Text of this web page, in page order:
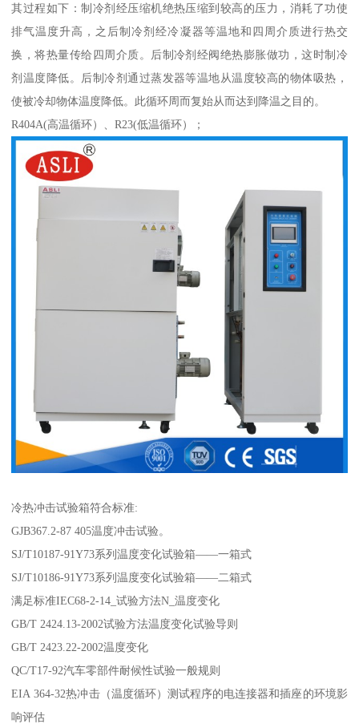
其过程如下：制冷剂经压缩机绝热压缩到较高的压力，消耗了功使
排气温度升高，之后制冷剂经冷凝器等温地和四周介质进行热交
换，将热量传给四周介质。后制冷剂经阀绝热膨胀做功，这时制冷
剂温度降低。后制冷剂通过蒸发器等温地从温度较高的物体吸热，
使被冷却物体温度降低。此循环周而复始从而达到降温之目的。
R404A(高温循环）、R23(低温循环）；
冷热冲击试验箱符合标准:
GJB367.2-87 405温度冲击试验。
SJ/T10187-91Y73系列温度变化试验箱——一箱式
SJ/T10186-91Y73系列温度变化试验箱——二箱式
满足标准IEC68-2-14_试验方法N_温度变化
GB/T 2424.13-2002试验方法温度变化试验导则
GB/T 2423.22-2002温度变化
QC/T17-92汽车零部件耐候性试验一般规则
EIA 364-32热冲击（温度循环）测试程序的电连接器和插座的环境影
响评估